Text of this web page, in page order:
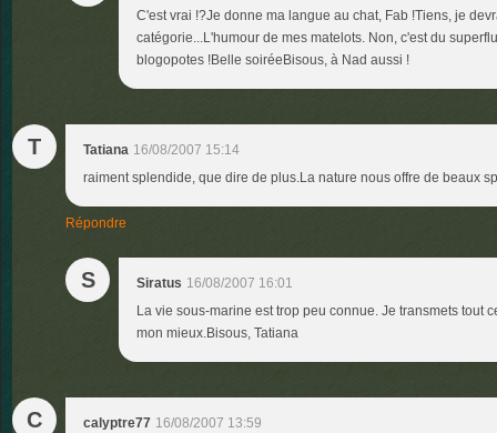
C'est vrai !?Je donne ma langue au chat, Fab !Tiens, je
catégorie...L'humour de mes matelots. Non, c'est du
blogopotes !Belle soiréeBisous, à Nad aussi !
T Tatiana 16/08/2007 15:14
raiment splendide, que dire de plus.La nature nous offre de beaux
Répondre
S Siratus 16/08/2007 16:01
La vie sous-marine est trop peu connue. Je transmets tout
mon mieux.Bisous, Tatiana
C calyptre77 16/08/2007 13:59